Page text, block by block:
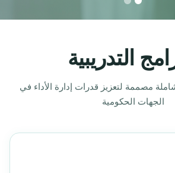
التدريبية
مصممة لتعزيز قدرات إدارة الأداء في
الجهات الحكومية